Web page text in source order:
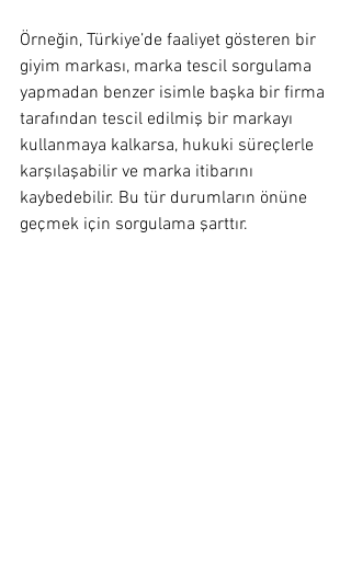
Örneğin, Türkiye’de faaliyet gösteren bir
giyim markası, marka tescil sorgulama
yapmadan benzer isimle başka bir firma
tarafından tescil edilmiş bir markayı
kullanmaya kalkarsa, hukuki süreçlerle
karşılaşabilir ve marka itibarını
kaybedebilir. Bu tür durumların önüne
geçmek için sorgulama şarttır.